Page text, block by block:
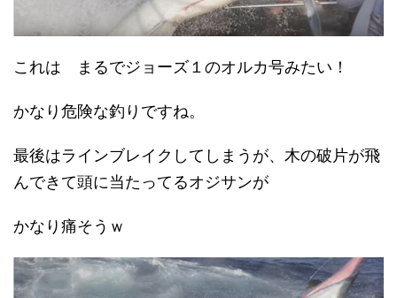
これは まるでジョーズ１のオルカ号みたい！
かなり危険な釣りですね。
最後はラインブレイクしてしまうが、木の破片が飛
んできて頭に当たってるオジサンが
かなり痛そうｗ